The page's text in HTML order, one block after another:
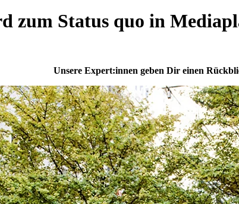
zum Status quo in
Unsere Expert:innen geben Dir einen